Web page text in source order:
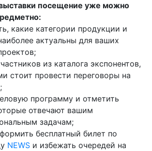
посещение уже можно
какие категории продукции и
актуальны для ваших
из каталога экспонентов,
стоит провести переговоры на
программу и отметить
отвечают вашим
задачам;
бесплатный билет по
NEWS и избежать очередей на